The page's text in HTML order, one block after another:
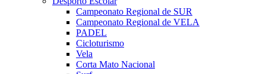
Campeonato Regional de SUR
Campeonato Regional de VELA
PADEL
Cicloturismo
Vela
Corta Mato Nacional